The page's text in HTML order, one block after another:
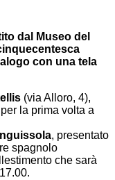
dal Museo del
con una tela
(via Alloro, 4),
la prima volta a
, presentato
spagnolo
che sarà